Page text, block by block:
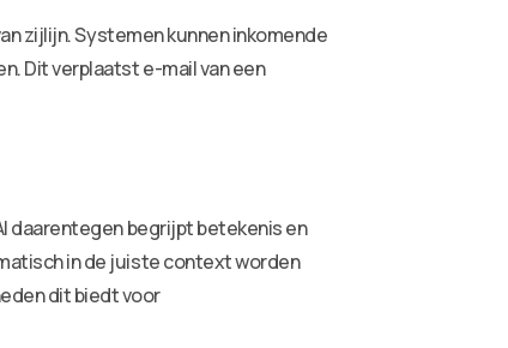
zijlijn. Systemen kunnen inkomende
Dit verplaatst e-mail van een
daarentegen begrijpt betekenis en
in de juiste context worden
dit biedt voor